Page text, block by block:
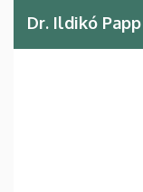
Dr. Ildikó Papp